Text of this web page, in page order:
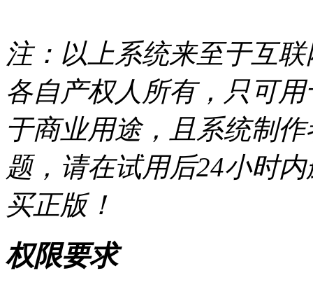
注：以上系统来至于互
各自产权人所有，只可
于商业用途，且系统制
题，请在试用后24小时
买正版！
权限要求